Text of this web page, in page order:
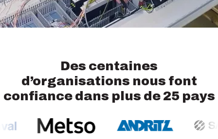
Des centaines
d’organisations nous font
confiance dans plus de 25 pays